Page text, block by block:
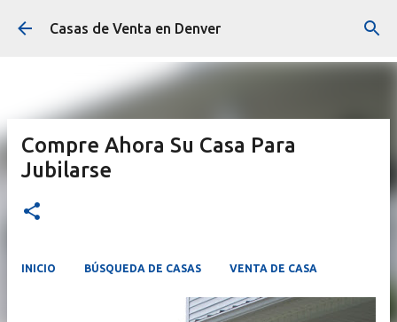
Ir al contenido principal
Casas de Venta en Denver
Compre Ahora Su Casa Para
Jubilarse
INICIO BÚSQUEDA DE CASAS VENTA DE CASA